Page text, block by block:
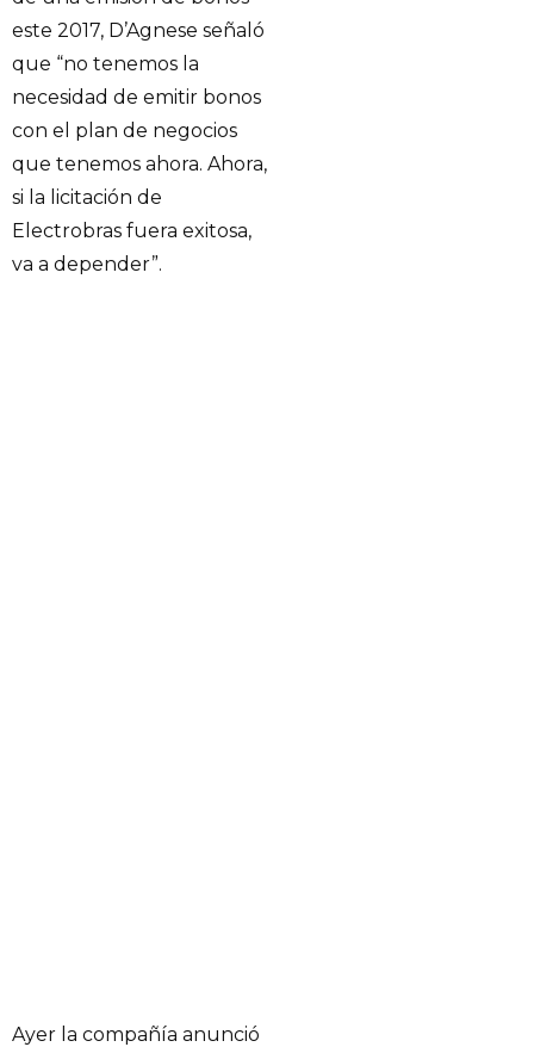
este 2017, D’Agnese señaló
que “no tenemos la
necesidad de emitir bonos
con el plan de negocios
que tenemos ahora. Ahora,
si la licitación de
Electrobras fuera exitosa,
va a depender”.
Ayer la compañía anunció